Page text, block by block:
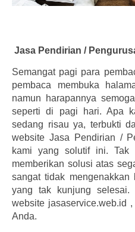
Jasa Pendirian /
Semangat pagi para
pembaca membuka
namun harapannya
seperti di pagi hari. Apa
sedang risau ya, terbukti
website Jasa Pendirian /
kami yang solutif ini. Tak
memberikan solusi atas
sangat tidak mengenakkan
yang tak kunjung selesai.
website jasaservice.web.id
Anda.